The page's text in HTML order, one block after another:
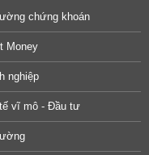
chứng khoán
Money
nghiệp
vĩ mô - Đầu tư